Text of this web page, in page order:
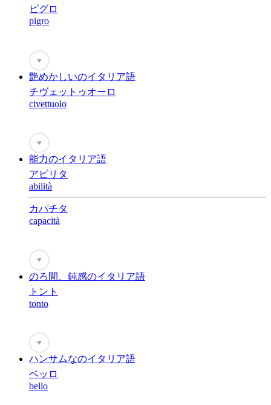
ピグロ
pigro
♥
艶めかしいのイタリア語
チヴェットゥオーロ
civettuolo
♥
能力のイタリア語
アビリタ
abilità
カパチタ
capacità
♥
のろ間、鈍感のイタリア語
トント
tonto
♥
ハンサムなのイタリア語
ベッロ
bello